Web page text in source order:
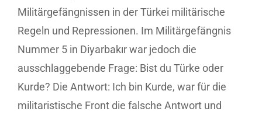
Militärgefängnissen in der Türkei militärische
Regeln und Repressionen. Im Militärgefängnis
Nummer 5 in Diyarbakır war jedoch die
ausschlaggebende Frage: Bist du Türke oder
Kurde? Die Antwort: Ich bin Kurde, war für die
militaristische Front die falsche Antwort und